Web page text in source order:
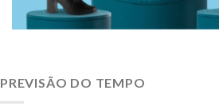
PREVISÃO DO TEMPO